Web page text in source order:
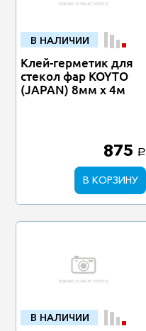
В НАЛИЧИИ
Клей-герметик для
стекол фар KOYTO
(JAPAN) 8мм х 4м
875 a
В КОРЗИНУ
В НАЛИЧИИ